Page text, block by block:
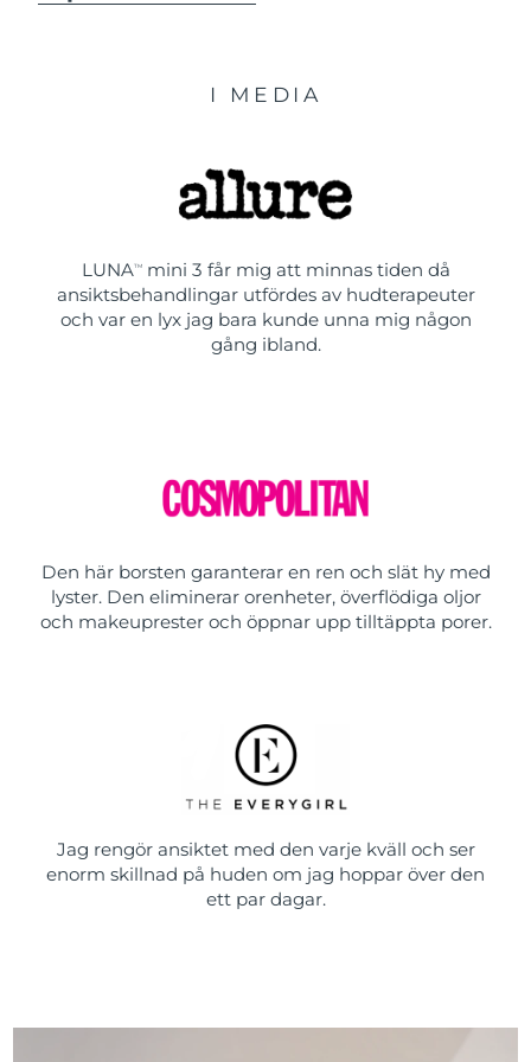
I MEDIA
LUNATMmini 3 får mig att minnas tiden då
ansiktsbehandlingar utfördes av hudterapeuter
och var en lyx jag bara kunde unna mig någon
gång ibland.
Den här borsten garanterar en ren och slät hy med
lyster. Den eliminerar orenheter, överflödiga oljor
och makeuprester och öppnar upp tilltäppta porer.
Jag rengör ansiktet med den varje kväll och ser
enorm skillnad på huden om jag hoppar över den
ett par dagar.